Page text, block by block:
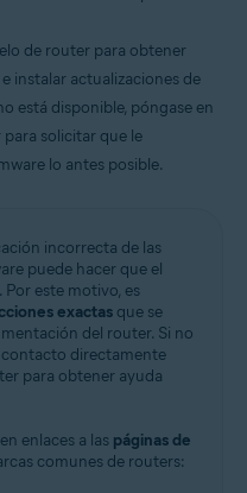
de router para obtener
instalar actualizaciones de
está disponible, póngase en
solicitar que le
lo antes posible.
incorrecta de las
puede hacer que el
este motivo, es
exactas que se
del router. Si no
contacto directamente
para obtener ayuda
enlaces a las páginas de
comunes de routers: